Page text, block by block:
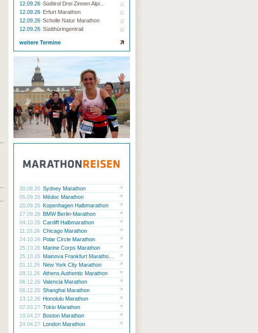
12.09.26 Südtirol Drei Zinnen Alpi...
12.09.26 Erfurt Marathon
12.09.26 Scholle Natur Marathon
12.09.26 Südthüringentrail
weitere Termine
30.08.26 Sydney Marathon
05.09.26 Médoc Marathon
20.09.26 Kopenhagen Halbmarathon
27.09.26 BMW Berlin-Marathon
04.10.26 Cardiff Halbmarathon
11.10.26 Chicago Marathon
24.10.26 Polar Circle Marathon
25.10.26 Marine Corps Marathon
25.10.26 Mainova Frankfurt Maratho...
01.11.26 New York City Marathon
09.11.26 Athens Authentic Marathon
06.12.26 Valencia Marathon
06.12.26 Shanghai Marathon
13.12.26 Honolulu Marathon
07.03.27 Tokio Marathon
19.04.27 Boston Marathon
24.04.27 London Marathon